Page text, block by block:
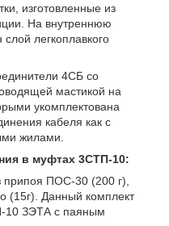
изготовленные из
На внутреннюю
легкоплавкого
4СБ со
мастикой на
укомплектована
кабеля как с
жилами.
в муфтах 3СТП-10:
припоя ПОС-30 (200 г),
(15г). Данный комплект
10 ЗЭТА с паяным